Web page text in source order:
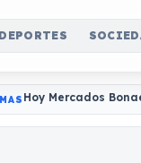
DEPORTES
Hoy Mercados